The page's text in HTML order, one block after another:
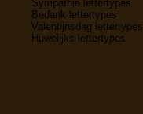
Sympathie lettertypes
Bedank lettertypes
Valentijnsdag lettertypes
Huwelijks lettertypes